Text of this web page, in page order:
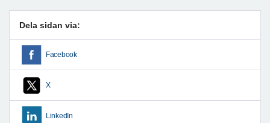
Dela sidan via:
Facebook
X
LinkedIn